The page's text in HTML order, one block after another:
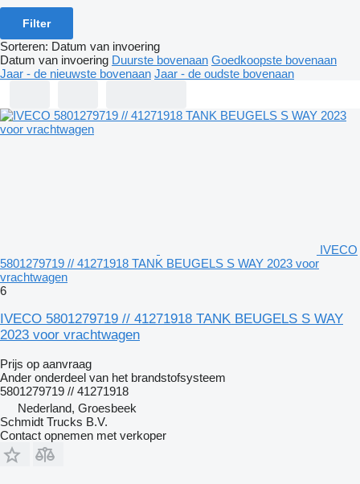
Filter
Sorteren: Datum van invoering
Datum van invoering Duurste bovenaan Goedkoopste bovenaan
Jaar - de nieuwste bovenaan Jaar - de oudste bovenaan
IVECO
5801279719 // 41271918 TANK BEUGELS S WAY 2023 voor
vrachtwagen
6
IVECO 5801279719 // 41271918 TANK BEUGELS S WAY
2023 voor vrachtwagen
Prijs op aanvraag
Ander onderdeel van het brandstofsysteem
5801279719 // 41271918
Nederland, Groesbeek
Schmidt Trucks B.V.
Contact opnemen met verkoper